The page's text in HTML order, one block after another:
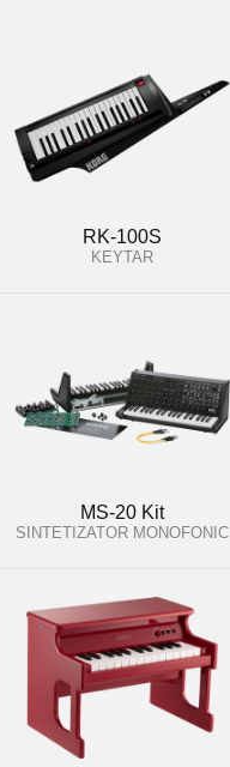
RK-100S
KEYTAR
MS-20 Kit
SINTETIZATOR MONOFONIC